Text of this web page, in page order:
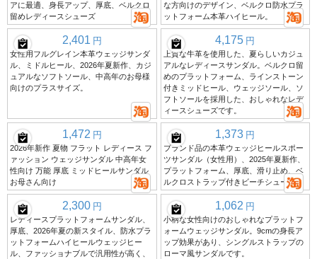
アに最適、身長アップ、厚底、ベルクロ
留めレディースシューズ
な方向けのデザイン、ベルクロ防水プラ
ットフォーム本革ハイヒール。
2,401 円
女性用フルグレイン本革ウェッジサンダ
ル、ミドルヒール、2026年夏新作、カジ
ュアルなソフトソール、中高年のお母様
向けのプラスサイズ。
4,175 円
上質な牛革を使用した、夏らしいカジュ
アルなレディースサンダル。ベルクロ留
めのプラットフォーム、ラインストーン
付きミッドヒール、ウェッジソール、ソ
フトソールを採用した、おしゃれなレデ
ィースシューズです。
1,472 円
2026年新作 夏物 フラット レディース フ
ァッション ウェッジサンダル 中高年女
性向け 万能 厚底 ミッドヒールサンダル
お母さん向け
1,373 円
ブランド品の本革ウェッジヒールスポー
ツサンダル（女性用）、2025年夏新作、
プラットフォーム、厚底、滑り止め、ベ
ルクロストラップ付きビーチシューズ
2,300 円
レディースプラットフォームサンダル、
厚底、2026年夏の新スタイル、防水プラ
ットフォームハイヒールウェッジヒー
ル、ファッショナブルで汎用性が高く、
1,062 円
小柄な女性向けのおしゃれなプラットフ
ォームウェッジサンダル。9cmの身長ア
ップ効果があり、シングルストラップの
ローマ風サンダルです。